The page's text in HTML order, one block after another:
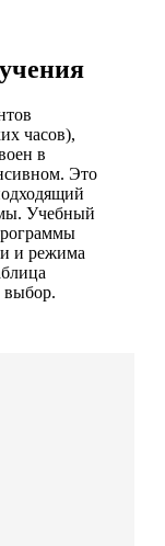
часов),
в
Это
Учебный
и режима
выбор.